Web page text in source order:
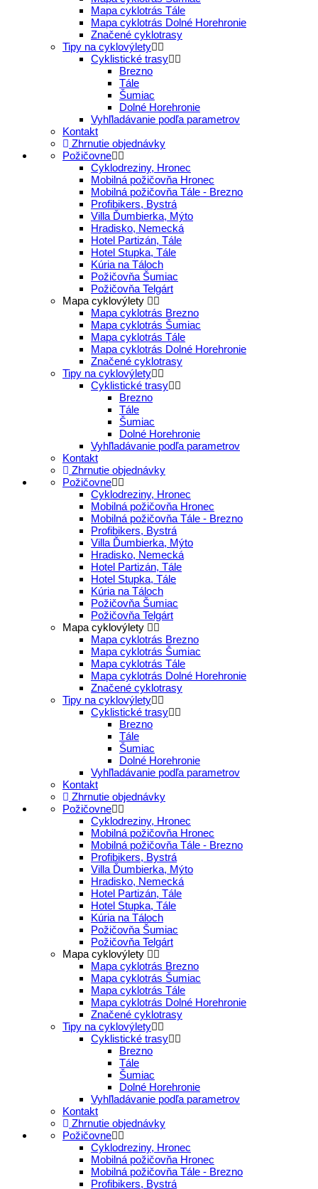
Mapa cyklotrás Tále
Mapa cyklotrás Dolné Horehronie
Značené cyklotrasy
Tipy na cyklovýlety
Cyklistické trasy
Brezno
Tále
Šumiac
Dolné Horehronie
Vyhľladávanie podľa parametrov
Kontakt
Zhrnutie objednávky
Požičovne
Cyklodreziny, Hronec
Mobilná požičovňa Hronec
Mobilná požičovňa Tále - Brezno
Profibikers, Bystrá
Villa Ďumbierka, Mýto
Hradisko, Nemecká
Hotel Partizán, Tále
Hotel Stupka, Tále
Kúria na Táloch
Požičovňa Šumiac
Požičovňa Telgárt
Mapa cyklovýlety
Mapa cyklotrás Brezno
Mapa cyklotrás Šumiac
Mapa cyklotrás Tále
Mapa cyklotrás Dolné Horehronie
Značené cyklotrasy
Tipy na cyklovýlety
Cyklistické trasy
Brezno
Tále
Šumiac
Dolné Horehronie
Vyhľladávanie podľa parametrov
Kontakt
Zhrnutie objednávky
Požičovne
Cyklodreziny, Hronec
Mobilná požičovňa Hronec
Mobilná požičovňa Tále - Brezno
Profibikers, Bystrá
Villa Ďumbierka, Mýto
Hradisko, Nemecká
Hotel Partizán, Tále
Hotel Stupka, Tále
Kúria na Táloch
Požičovňa Šumiac
Požičovňa Telgárt
Mapa cyklovýlety
Mapa cyklotrás Brezno
Mapa cyklotrás Šumiac
Mapa cyklotrás Tále
Mapa cyklotrás Dolné Horehronie
Značené cyklotrasy
Tipy na cyklovýlety
Cyklistické trasy
Brezno
Tále
Šumiac
Dolné Horehronie
Vyhľladávanie podľa parametrov
Kontakt
Zhrnutie objednávky
Požičovne
Cyklodreziny, Hronec
Mobilná požičovňa Hronec
Mobilná požičovňa Tále - Brezno
Profibikers, Bystrá
Villa Ďumbierka, Mýto
Hradisko, Nemecká
Hotel Partizán, Tále
Hotel Stupka, Tále
Kúria na Táloch
Požičovňa Šumiac
Požičovňa Telgárt
Mapa cyklovýlety
Mapa cyklotrás Brezno
Mapa cyklotrás Šumiac
Mapa cyklotrás Tále
Mapa cyklotrás Dolné Horehronie
Značené cyklotrasy
Tipy na cyklovýlety
Cyklistické trasy
Brezno
Tále
Šumiac
Dolné Horehronie
Vyhľladávanie podľa parametrov
Kontakt
Zhrnutie objednávky
Požičovne
Cyklodreziny, Hronec
Mobilná požičovňa Hronec
Mobilná požičovňa Tále - Brezno
Profibikers, Bystrá